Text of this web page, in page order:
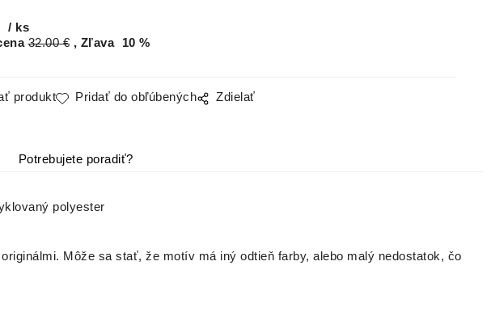
ks
32.00€ Zľava 10 %
produkt Pridať do obľúbených Zdielať
Potrebujete poradiť?
polyester
Môže sa stať, že motív má iný odtieň farby, alebo malý nedostatok, čo